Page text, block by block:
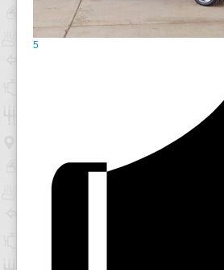
5